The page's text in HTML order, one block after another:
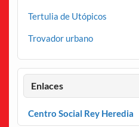
Tertulia de Utópicos
Trovador urbano
Enlaces
Centro Social Rey Heredia